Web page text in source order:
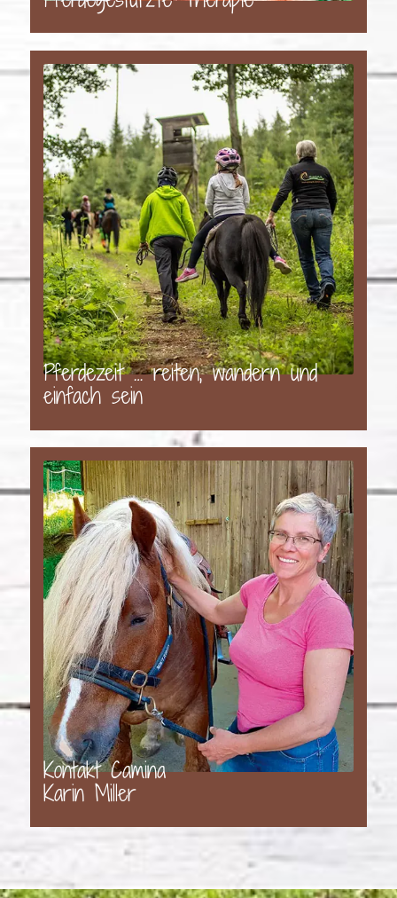
Pferdezeit … reiten, wandern und
einfach sein
Kontakt Camina
Karin Miller